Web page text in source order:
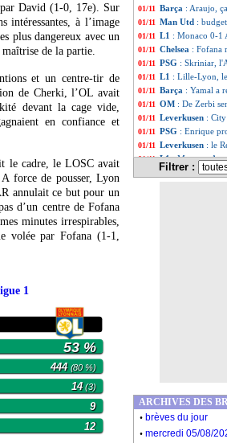
David (1-0, 17e). Sur
intéressantes, à l’image
plus dangereux avec un
de la partie.
et un centre-tir de
de Cherki, l’OL avait
devant la cage vide,
en confiance et
le cadre, le LOSC avait
force de pousser, Lyon
annulait ce but pour un
d’un centre de Fofana
minutes irrespirables,
volée par Fofana (1-1,
1
53 %
444 (80 %)
14(3)
9
12
01/11 Barça : Araujo,
01/11 Man Utd :
01/11 L1 : Monaco 0-1
01/11 Chelsea : Fofana
01/11 PSG : Skriniar,
01/11 L1 : Lille-Lyon,
01/11 Barça : Yamal a
01/11 OM : De Zerbi
01/11 Leverkusen : City
01/11 PSG : Enrique
01/11 Leverkusen : le
01/11 L1: Monaco-
PSG: Luis
: Valbuena
01/11 Real: le PSG à
01/11 Liverpool:
01/11 PHOTO:
Filtrer :
ARCHIVES DES
. brèves du jour
. mercredi 05/08/